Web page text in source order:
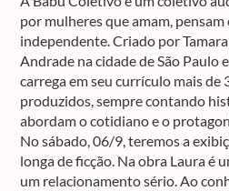
por mulheres que amam,
independente. Criado por
Andrade na cidade de São Paulo
carrega em seu currículo mais
produzidos, sempre contando
abordam o cotidiano e o
No sábado, 06/9, teremos a
longa de ficção. Na obra Laura é
um relacionamento sério. Ao